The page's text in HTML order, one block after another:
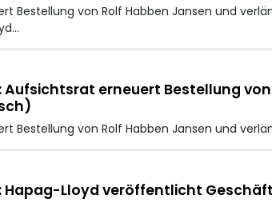
Bestellung von Rolf Habben Jansen und
Aufsichtsrat erneuert Bestellung
Bestellung von Rolf Habben Jansen und
Hapag-Lloyd veröffentlicht